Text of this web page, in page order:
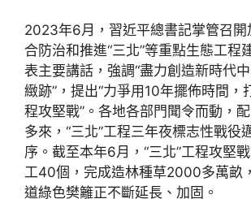
2023年6月，習近平總書記掌管召開
合防治和推進“三北”等重點生態工程
表主要講話，強調“盡力創造新時代
緻跡”，提出“力爭用10年擺佈時間，
程攻堅戰”。各地各部門聞令而動，
多來，“三北”工程三年夜標志性戰役
序。截至本年6月，“三北”工程攻堅
工40個，完成造林種草2000多萬畝
道綠色樊籬正不斷延長、加固。